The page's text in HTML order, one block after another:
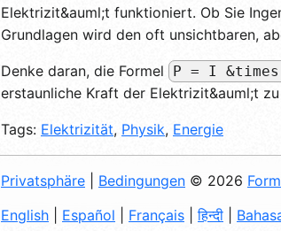
Elektrizit&auml;t funktioniert. Ob Sie
Grundlagen wird den oft unsichtbaren,
Denke daran, die Formel P = I
erstaunliche Kraft der Elektrizit&auml;t
Tags: Elektrizität, Physik, Energie
Privatsphäre Bedingungen © 2026
English
Español Français |हिन्दी